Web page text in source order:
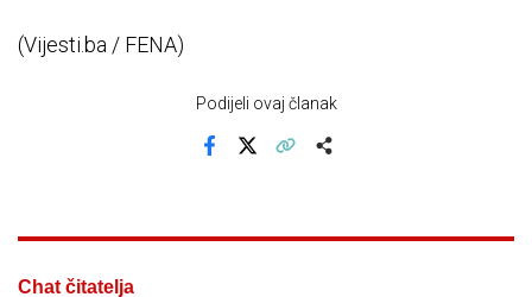
(Vijesti.ba / FENA)
Podijeli ovaj članak
Chat čitatelja